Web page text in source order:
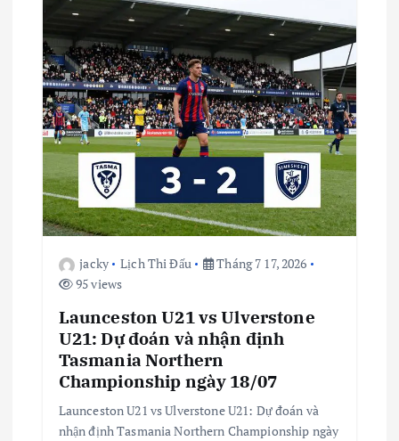
jacky Lịch Thi Đấu
Tháng 7 17, 2026
95 views
Launceston U21 vs Ulverstone
U21: Dự đoán và nhận định
Tasmania Northern
Championship ngày 18/07
Launceston U21 vs Ulverstone U21: Dự đoán và
nhận định Tasmania Northern Championship ngày